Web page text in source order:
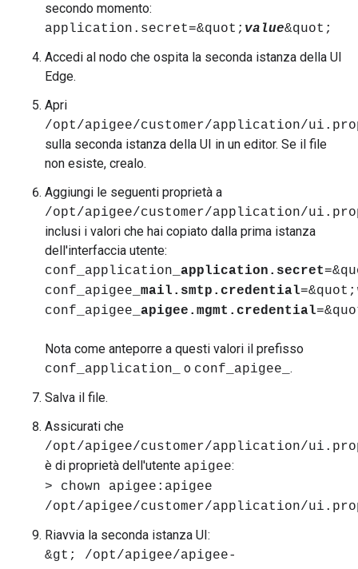
secondo momento:
application.secret=&quot; value&quot;
Accedi al nodo che ospita la seconda istanza della UI
Edge.
Apri
/opt/apigee/customer/application/
sulla seconda istanza della UI in un editor. Se il file
non esiste, crealo.
Aggiungi le seguenti proprietà a
/opt/apigee/customer/application/
inclusi i valori che hai copiato dalla prima istanza
dell'interfaccia utente:
conf_application_ application.secret
conf_apigee_ mail.smtp.credential=&quot;
conf_apigee_ apigee.mgmt.credential
Nota come anteporre a questi valori il prefisso
conf_application_ o conf_apigee_ .
Salva il file.
Assicurati che
/opt/apigee/customer/application/
è di proprietà dell'utente apigee:
> chown apigee:apigee
/opt/apigee/customer/application/
Riavvia la seconda istanza UI:
&gt; /opt/apigee/apigee-